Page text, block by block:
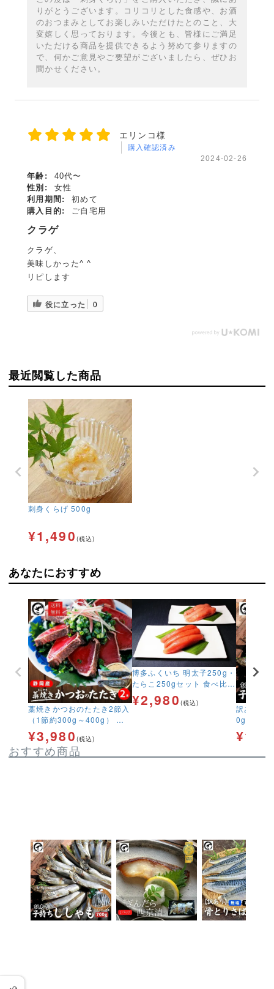
りがとうございます。コリコリとした食感や、お酒
のおつまみとしてお楽しみいただけたとのこと、大
変嬉しく思っております。今後とも、皆様にご満足
いただける商品を提供できるよう努めて参りますの
で、何かご意見やご要望がございましたら、ぜひお
聞かせください。
エリンコ様
購入確認済み
2024-02-26
年齢:
40代〜
性別:
女性
利用期間:
初めて
購入目的:
ご自宅用
クラゲ
クラゲ、
美味しかった^ ^
リピします
役に立った 0
最近閲覧した商品
刺身くらげ 500g
¥1,490 (税込)
あなたにおすすめ
藁焼きかつおのたたき2節入
（1節約300g～400g） 送
料無料 カツオ 鰹 カツオタ
タキ カツオたたき わらやき
冷凍
¥3,980 (税込)
博多ふくいち 明太子250g・
たらこ250gセット 食べ比
べ お得
¥2,980 (税込)
訳あり
0g 冷凍
ししゃも
¥
おすすめ商品